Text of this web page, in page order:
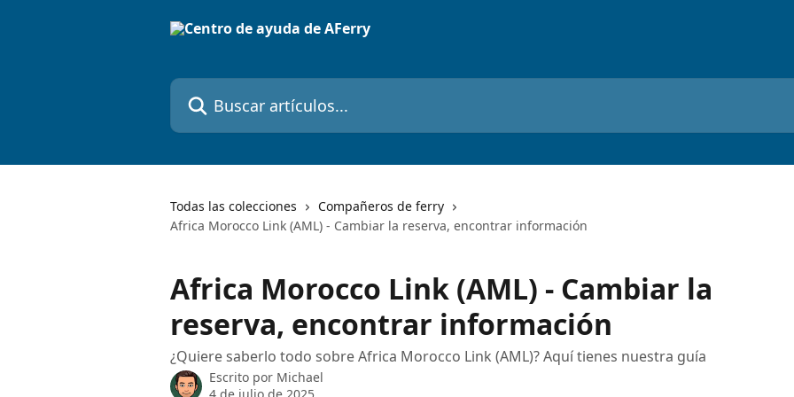
Buscar artículos...
Todas las colecciones
Compañeros de ferry
Africa Morocco Link (AML) - Cambiar la reserva, encontrar información
Africa Morocco Link (AML) - Cambiar la
reserva, encontrar información
¿Quiere saberlo todo sobre Africa Morocco Link (AML)? Aquí tienes nuestra guía
Escrito por Michael